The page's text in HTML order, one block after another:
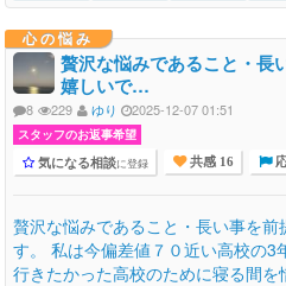
心の悩み
贅沢な悩みであること・長
嬉しいで…
8 229 ゆり 2025-12-07 01:51
スタッフのお返事希望
気になる相談に登録 共感 16
贅沢な悩みであること・長い事を
す。 私は今偏差値７０近い高校の3
行きたかった高校のために寝る間を